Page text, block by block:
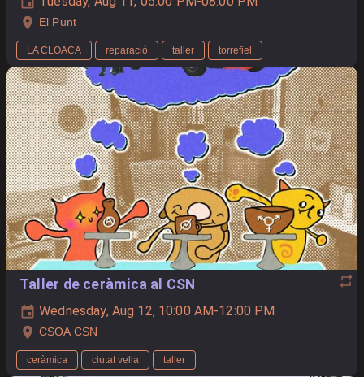
El Punt
LA CLOACA reparació taller torrefiel
Taller de ceràmica al CSN
Wednesday, Aug 12, 10:00 AM-12:00 PM
CSOA CSN
ceràmica ciutat vella taller